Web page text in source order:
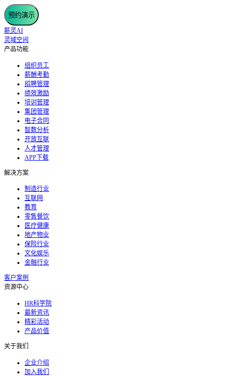
预约演示
薪灵AI
灵域空间
产品功能
组织员工
薪酬考勤
招聘管理
绩效激励
培训管理
集团管理
电子合同
智数分析
开放互联
人才管理
APP下载
解决方案
制造行业
互联网
教育
零售餐饮
医疗健康
地产物业
保险行业
文化娱乐
金融行业
客户案例
资源中心
HR科学院
最新资讯
精彩活动
产品价值
关于我们
企业介绍
加入我们